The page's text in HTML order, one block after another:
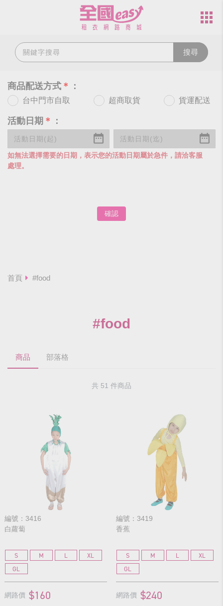
搜尋
商品配送方式 ＊ ：
台中門市自取 超商取貨 貨運配送
活動日期 ＊ ：
如無法選擇需要的日期，表示您的活動日期屬於急件，請洽客服
處理。
確認
首頁 #food
#food
商品 部落格
共 51 件商品
編號：3416
白蘿蔔
S M L
XL
GL
網路價 $160
編號：3419
香蕉
S M L
XL
GL
網路價 $240